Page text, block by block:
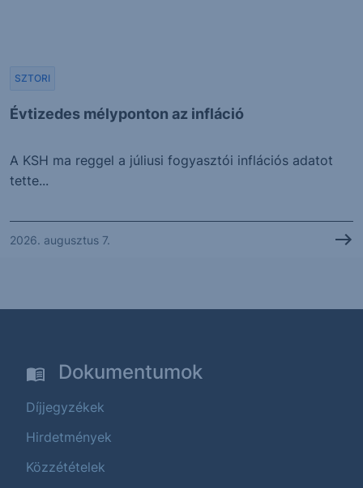
Évtizedes mélyponton az infláció
SZTORI
A KSH ma reggel a júliusi fogyasztói inflációs adatot
tette...
2026. augusztus 7.
Dokumentumok
Díjjegyzékek
Hirdetmények
Közzétételek